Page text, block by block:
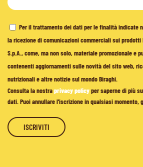
Per il trattamento dei dati per le finalità indicate
la ricezione di comunicazioni commerciali sui prodotti
S.p.A., come, ma non solo, materiale promozionale e
contenenti aggiornamenti sulle novità del sito web,
nutrizionali e altre notizie sul mondo Biraghi.
Consulta la nostraprivacy policyper saperne di più
dati. Puoi annullare l'iscrizione in qualsiasi momento,